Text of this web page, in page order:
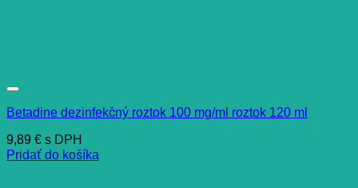
Betadine dezinfekčný roztok 100 mg/ml roztok 120 ml
9,89 € s DPH
Pridať do košíka